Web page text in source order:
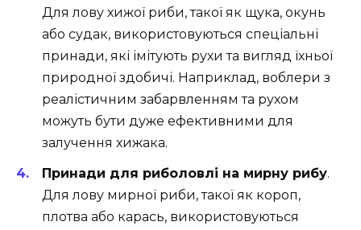
Для лову хижої риби, такої як щука, окунь
або судак, використовуються спеціальні
принади, які імітують рухи та вигляд їхньої
природної здобичі. Наприклад, воблери з
реалістичним забарвленням та рухом
можуть бути дуже ефективними для
залучення хижака.
Принади для риболовлі на мирну рибу.
Для лову мирної риби, такої як короп,
плотва або карась, використовуються